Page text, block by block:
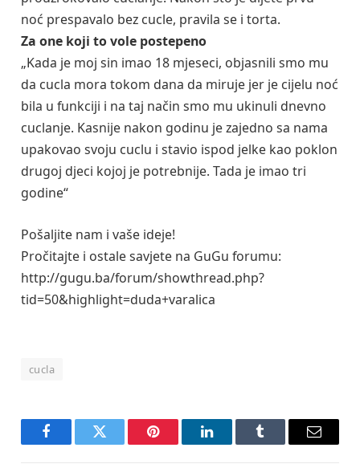
noć prespavalo bez cucle, pravila se i torta.
Za one koji to vole postepeno
„Kada je moj sin imao 18 mjeseci, objasnili smo mu
da cucla mora tokom dana da miruje jer je cijelu noć
bila u funkciji i na taj način smo mu ukinuli dnevno
cuclanje. Kasnije nakon godinu je zajedno sa nama
upakovao svoju cuclu i stavio ispod jelke kao poklon
drugoj djeci kojoj je potrebnije. Tada je imao tri
godine“
Pošaljite nam i vaše ideje!
Pročitajte i ostale savjete na GuGu forumu:
http://gugu.ba/forum/showthread.php?
tid=50&highlight=duda+varalica
cucla
FacebookTwitter Pinterest LinkedInTumblr Email